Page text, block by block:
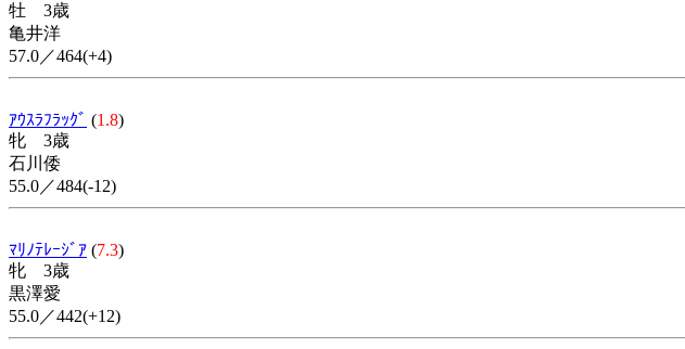
牡 3歳
亀井洋
57.0／464(+4)
ｱｳｽﾗﾌﾗｯｸﾞ (1.8)
牝 3歳
石川倭
55.0／484(-12)
ﾏﾘﾉﾃﾚｰｼﾞｱ (7.3)
牝 3歳
黒澤愛
55.0／442(+12)